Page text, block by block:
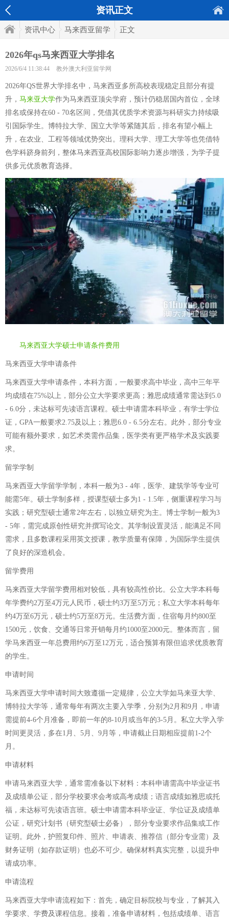
资讯正文
资讯中心 马来西亚留学 正文
2026年qs马来西亚大学排名
2026/6/4 11:38:44 教外澳大利亚留学网
2026年QS世界大学排名中，马来西亚多所高校表现稳定且部分有提
升， 马来亚大学作为马来西亚顶尖学府，预计仍稳居国内首位，全球
排名或保持在60 - 70名区间，凭借其优质学术资源与科研实力持续吸
引国际学生。博特拉大学、国立大学等紧随其后，排名有望小幅上
升，在农业、工程等领域优势突出。理科大学、理工大学等也凭借特
色学科跻身前列，整体马来西亚高校国际影响力逐步增强，为学子提
供多元优质教育选择。
马来西亚大学硕士申请条件费用
马来西亚大学申请条件
马来西亚大学申请条件，本科方面，一般要求高中毕业，高中三年平
均成绩在75%以上，部分公立大学要求更高；雅思成绩通常需达到5.0
- 6.0分，未达标可先读语言课程。硕士申请需本科毕业，有学士学位
证，GPA一般要求2.75及以上；雅思6.0 - 6.5分左右。此外，部分专业
可能有额外要求，如艺术类需作品集，医学类有更严格学术及实践要
求。
留学学制
马来西亚大学留学学制，本科一般为3 - 4年，医学、建筑学等专业可
能需5年。硕士学制多样，授课型硕士多为1 - 1.5年，侧重课程学习与
实践；研究型硕士通常2年左右，以独立研究为主。博士学制一般为3
- 5年，需完成原创性研究并撰写论文。其学制设置灵活，能满足不同
需求，且多数课程采用英文授课，教学质量有保障，为国际学生提供
了良好的深造机会。
留学费用
马来西亚大学留学费用相对较低，具有较高性价比。公立大学本科每
年学费约2万至4万元人民币，硕士约3万至5万元；私立大学本科每年
约4万至6万元，硕士约5万至8万元。生活费方面，住宿每月约800至
1500元，饮食、交通等日常开销每月约1000至2000元。整体而言，留
学马来西亚一年总费用约6万至12万元，适合预算有限但追求优质教育
的学生。
申请时间
马来西亚大学申请时间大致遵循一定规律，公立大学如马来亚大学、
博特拉大学等，通常每年有两次主要入学季，分别为2月和9月，申请
需提前4-6个月准备，即前一年的8-10月或当年的3-5月。私立大学入学
时间更灵活，多在1月、5月、9月等，申请截止日期相应提前1-2个
月。
申请材料
申请马来西亚大学，通常需准备以下材料：本科申请需高中毕业证书
及成绩单公证，部分学校要求会考或高考成绩；语言成绩如雅思或托
福，未达标可先读语言班。硕士申请需本科毕业证、学位证及成绩单
公证，研究计划书（研究型硕士必备），部分专业要求作品集或工作
证明。此外，护照复印件、照片、申请表、推荐信（部分专业需）及
财务证明（如存款证明）也必不可少。确保材料真实完整，以提升申
请成功率。
申请流程
马来西亚大学申请流程如下：首先，确定目标院校与专业，了解其入
学要求、学费及课程信息。接着，准备申请材料，包括成绩单、语言